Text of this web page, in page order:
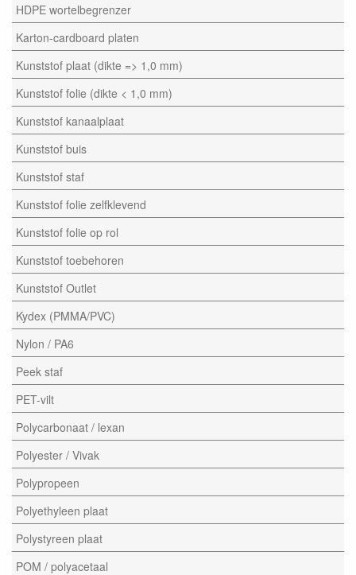
HDPE wortelbegrenzer
Karton-cardboard platen
Kunststof plaat (dikte => 1,0 mm)
Kunststof folie (dikte < 1,0 mm)
Kunststof kanaalplaat
Kunststof buis
Kunststof staf
Kunststof folie zelfklevend
Kunststof folie op rol
Kunststof toebehoren
Kunststof Outlet
Kydex (PMMA/PVC)
Nylon / PA6
Peek staf
PET-vilt
Polycarbonaat / lexan
Polyester / Vivak
Polypropeen
Polyethyleen plaat
Polystyreen plaat
POM / polyacetaal